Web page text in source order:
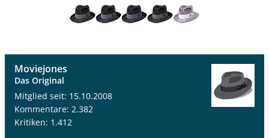
Moviejones
Das Original
Mitglied seit: 15.10.2008
Kommentare: 2.382
Kritiken: 1.412